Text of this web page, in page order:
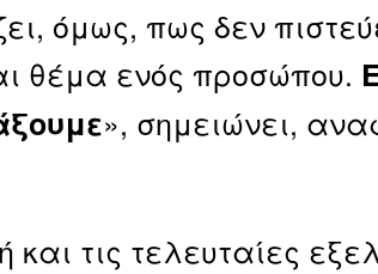
όμως, πως δεν
θέμα ενός προσώπου.
», σημειώνει,
τις τελευταίες